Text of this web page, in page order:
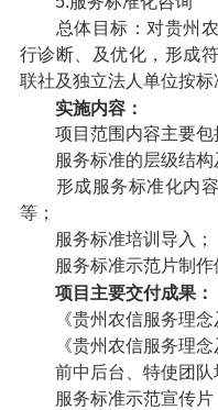
总体目标：对贵州农
行诊断、及优化，形成
联社及独立法人单位按标
实施内容：
项目范围内容主要包
服务标准的层级结构
形成服务标准化内容
等；
服务标准培训导入；
服务标准示范片制作
项目主要交付成果：
《贵州农信服务理念
《贵州农信服务理念
前中后台、特使团队
服务标准示范宣传片